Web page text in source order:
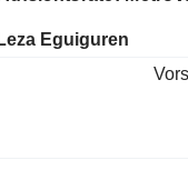
Seit
Eguiguren